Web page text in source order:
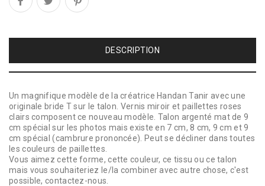
DESCRIPTION
Un magnifique modèle de la créatrice Handan Tanir avec une
originale bride T sur le talon. Vernis miroir et paillettes roses
clairs composent ce nouveau modèle. Talon argenté mat de 9
cm spécial sur les photos mais existe en 7 cm, 8 cm, 9 cm et 9
cm spécial (cambrure prononcée). Peut se décliner dans toutes
les couleurs de paillettes.
Vous aimez cette forme, cette couleur, ce tissu ou ce talon
mais vous souhaiteriez le/la combiner avec autre chose, c'est
possible, contactez-nous.